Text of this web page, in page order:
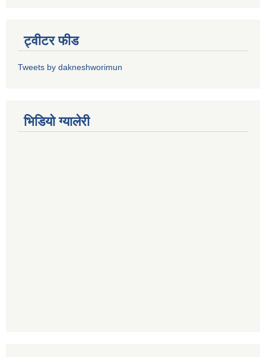
ट्वीटर फीड
Tweets by dakneshworimun
भिडियाे ग्यालेरी